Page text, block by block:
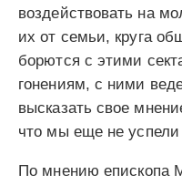
воздействовать на
их от семьи, круга
борются с этими
гонениям, с ними
высказать свое
что мы еще не успели
По мнению епископа